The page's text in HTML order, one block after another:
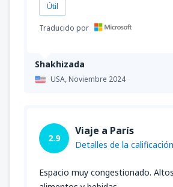
Shakhizada
USA,Noviembre 2024
Útil
Traducido por
2.9
Viaje a París
Detalles de la calificación
Espacio muy congestionado.